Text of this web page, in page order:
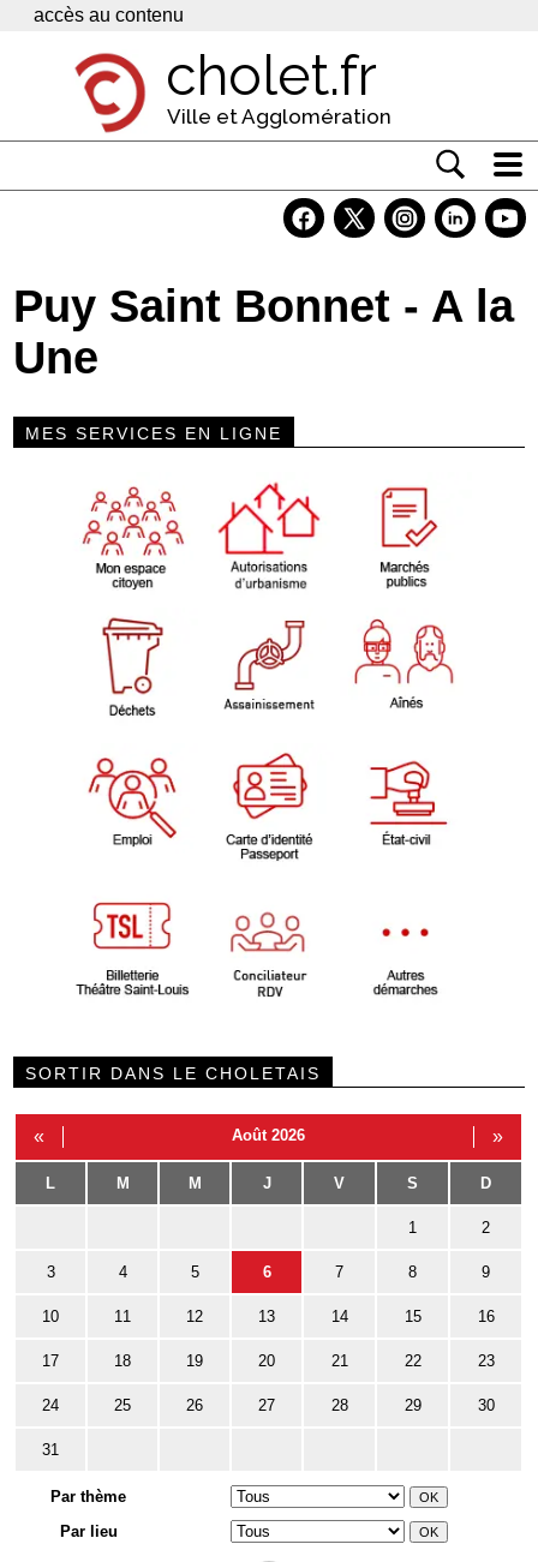
Panneau de gestion des cookies
accès au contenu
cholet.fr
Ville et Agglomération
Economie
Services
Puy Saint Bonnet - A la
Une
MES SERVICES EN LIGNE
SORTIR DANS LE CHOLETAIS
« Août 2026 »
L M M J V S D
1 2
3 4 5 6 7 8 9
10 11 12 13 14 15 16
17 18 19 20 21 22 23
24 25 26 27 28 29 30
31
Par thème
Par lieu